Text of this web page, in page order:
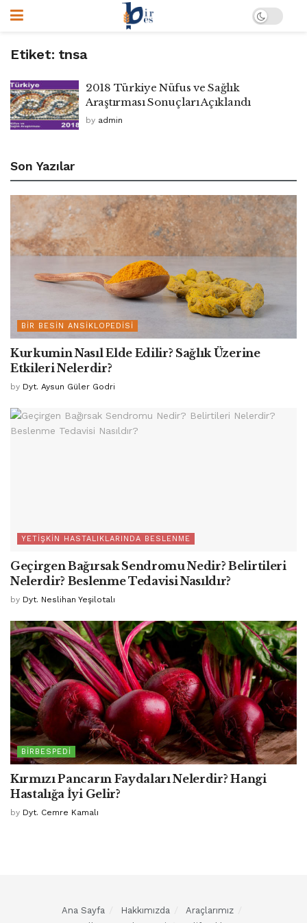
Etiket: tnsa
2018 Türkiye Nüfus ve Sağlık
Araştırması Sonuçları Açıklandı
by admin
Son Yazılar
BIR BESIN ANSIKLOPEDISI
Kurkumin Nasıl Elde Edilir? Sağlık Üzerine
Etkileri Nelerdir?
by Dyt. Aysun Güler Godri
YETIŞKIN HASTALIKLARINDA BESLENME
Geçirgen Bağırsak Sendromu Nedir? Belirtileri
Nelerdir? Beslenme Tedavisi Nasıldır?
by Dyt. Neslihan Yeşilotalı
BIRBESPEDI
Kırmızı Pancarın Faydaları Nelerdir? Hangi
Hastalığa İyi Gelir?
by Dyt. Cemre Kamalı
Ana Sayfa Hakkımızda
Araçlarımız